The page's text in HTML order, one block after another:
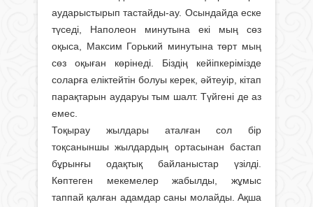
аударыстырып тастайды-ау. Осындайда еске
түседі, Наполеон минутына екі мың сөз
оқыса, Максим Горький минутына төрт мың
сөз оқыған көрінеді. Біздің кейіпкерімізде
соларға еліктейтін болуы керек, әйтеуір, кітап
парақтарын аударуы тым шалт. Түйгені де аз
емес.
Тоқырау жылдары аталған сол бір
тоқсаныншы жылдардың ортасынан бастап
бұрынғы одақтық байланыстар үзілді.
Көптеген мекемелер жабылды, жұмыс
таппай қалған адамдар саны молайды. Ақша